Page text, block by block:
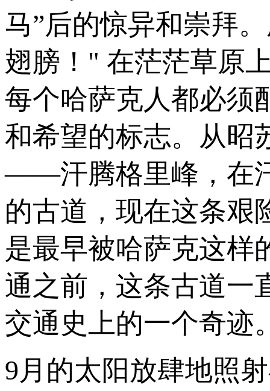
马”后的惊异和崇拜
翅膀！" 在茫茫草原
每个哈萨克人都必须
和希望的标志。从昭
——汗腾格里峰，在
的古道，现在这条艰
是最早被哈萨克这样
通之前，这条古道一
交通史上的一个奇迹
9月的太阳放肆地照